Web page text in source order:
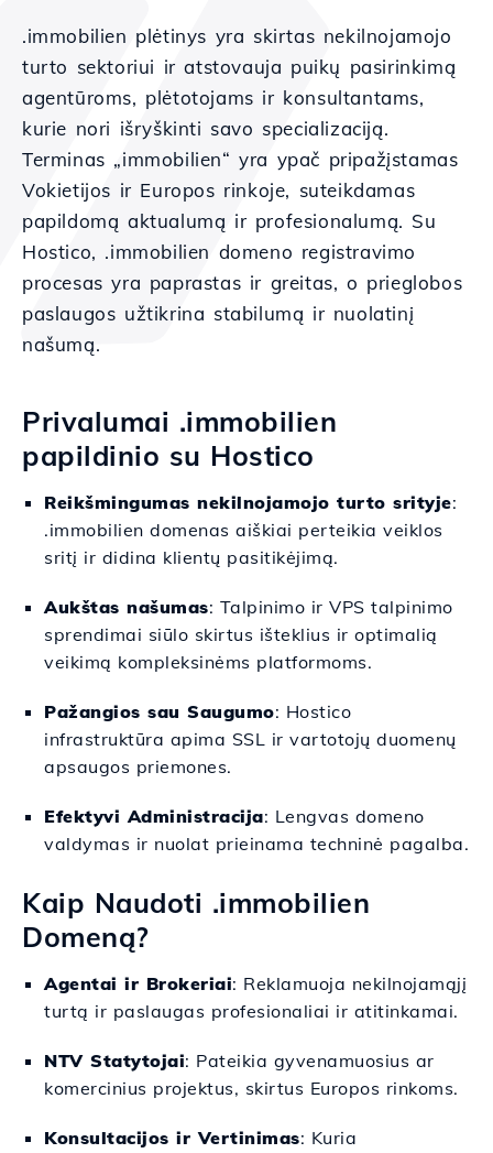
.immobilien plėtinys yra skirtas nekilnojamojo
turto sektoriui ir atstovauja puikų pasirinkimą
agentūroms, plėtotojams ir konsultantams,
kurie nori išryškinti savo specializaciją.
Terminas „immobilien“ yra ypač pripažįstamas
Vokietijos ir Europos rinkoje, suteikdamas
papildomą aktualumą ir profesionalumą. Su
Hostico, .immobilien domeno registravimo
procesas yra paprastas ir greitas, o prieglobos
paslaugos užtikrina stabilumą ir nuolatinį
našumą.
Privalumai .immobilien
papildinio su Hostico
Reikšmingumas nekilnojamojo turto srityje:
.immobilien domenas aiškiai perteikia veiklos
sritį ir didina klientų pasitikėjimą.
Aukštas našumas: Talpinimo ir VPS talpinimo
sprendimai siūlo skirtus išteklius ir optimalią
veikimą kompleksinėms platformoms.
Pažangios sau Saugumo: Hostico
infrastruktūra apima SSL ir vartotojų duomenų
apsaugos priemones.
Efektyvi Administracija: Lengvas domeno
valdymas ir nuolat prieinama techninė pagalba.
Kaip Naudoti .immobilien
Domeną?
Agentai ir Brokeriai: Reklamuoja nekilnojamąjį
turtą ir paslaugas profesionaliai ir atitinkamai.
NTV Statytojai: Pateikia gyvenamuosius ar
komercinius projektus, skirtus Europos rinkoms.
Konsultacijos ir Vertinimas: Kuria